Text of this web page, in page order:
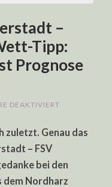
–
Tipp:
Prognose
DEAKTIVIERT
WETT-
Genau das
– FSV
bei den
dem Nordharz